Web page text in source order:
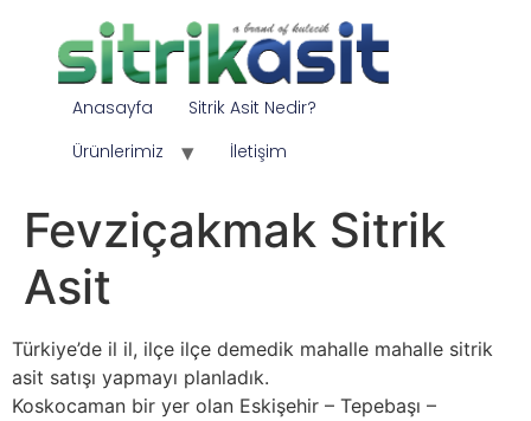
Anasayfa
Sitrik Asit Nedir?
Ürünlerimiz
İletişim
Fevziçakmak Sitrik
Asit
Türkiye’de il il, ilçe ilçe demedik mahalle mahalle sitrik
asit satışı yapmayı planladık.
Koskocaman bir yer olan Eskişehir – Tepebaşı –